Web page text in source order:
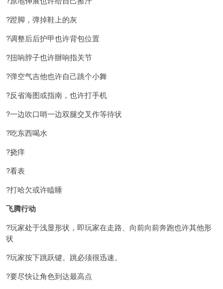
?蹬脚，弹掉鞋上的灰
?调整后后护甲也许背包位置
?扭响脖子也许辦响指关节
?弹空气吉他也许自己跳个小舞
?反省海图或指南，也许打手机
?一边吹口哨一边双腿交叉作等待状
?吃东西喝水
?挠痒
?看表
?打哈欠或许瞌睡
飞腾行动
?玩家处于浅显形状，即玩家在走路、向前向前奔跑也许其他形
状
?玩家按下跳跃键。跳必须很迅速。
?要尽快让角色到达最高点